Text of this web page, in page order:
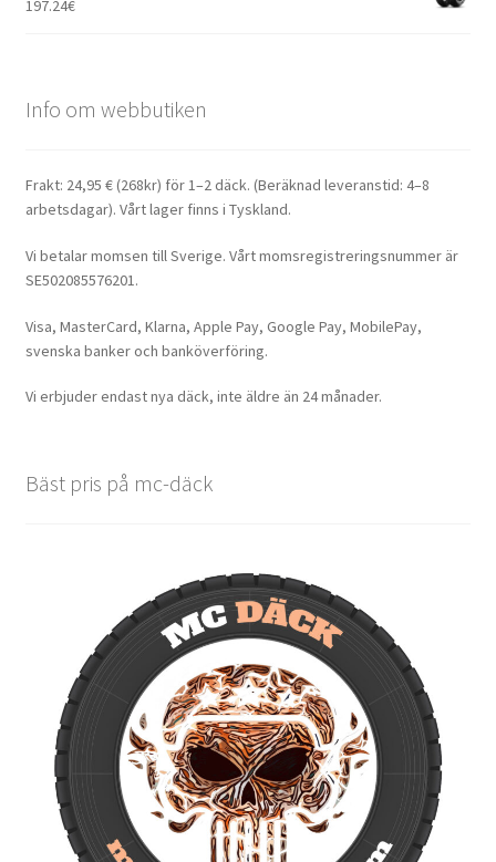
197.24€
Info om webbutiken
Frakt: 24,95 € (268kr) för 1–2 däck. (Beräknad leveranstid: 4–8
arbetsdagar). Vårt lager finns i Tyskland.
Vi betalar momsen till Sverige. Vårt momsregistreringsnummer är
SE502085576201.
Visa, MasterCard, Klarna, Apple Pay, Google Pay, MobilePay,
svenska banker och banköverföring.
Vi erbjuder endast nya däck, inte äldre än 24 månader.
Bäst pris på mc-däck